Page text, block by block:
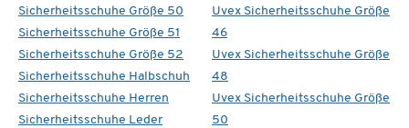
Sicherheitsschuhe Größe 50
Sicherheitsschuhe Größe 51
Sicherheitsschuhe Größe 52
Sicherheitsschuhe Halbschuh
Sicherheitsschuhe Herren
Sicherheitsschuhe Leder
Uvex Sicherheitsschuhe Größe
46
Uvex Sicherheitsschuhe Größe
48
Uvex Sicherheitsschuhe Größe
50